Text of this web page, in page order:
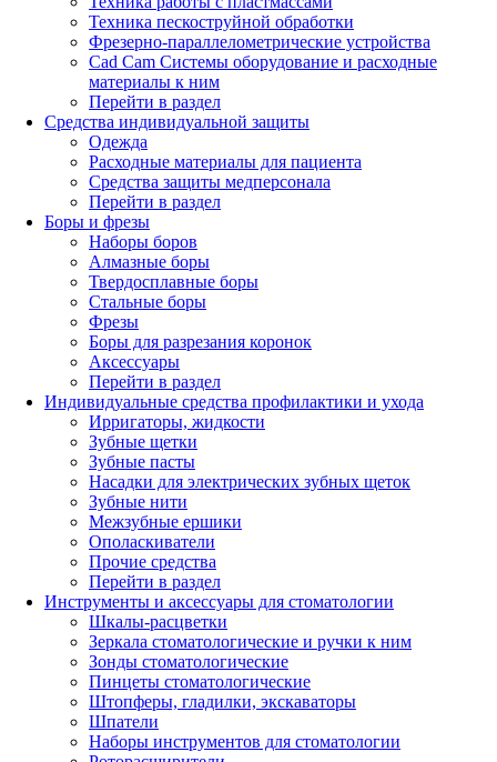
Техника пескоструйной обработки
Фрезерно-параллелометрические устройства
Cad Cam Системы оборудование и расходные
материалы к ним
Перейти в раздел
Средства индивидуальной защиты
Одежда
Расходные материалы для пациента
Средства защиты медперсонала
Перейти в раздел
Боры и фрезы
Наборы боров
Алмазные боры
Твердосплавные боры
Стальные боры
Фрезы
Боры для разрезания коронок
Аксессуары
Перейти в раздел
Индивидуальные средства профилактики и ухода
Ирригаторы, жидкости
Зубные щетки
Зубные пасты
Насадки для электрических зубных щеток
Зубные нити
Межзубные ершики
Ополаскиватели
Прочие средства
Перейти в раздел
Инструменты и аксессуары для стоматологии
Шкалы-расцветки
Зеркала стоматологические и ручки к ним
Зонды стоматологические
Пинцеты стоматологические
Штопферы, гладилки, экскаваторы
Шпатели
Наборы инструментов для стоматологии